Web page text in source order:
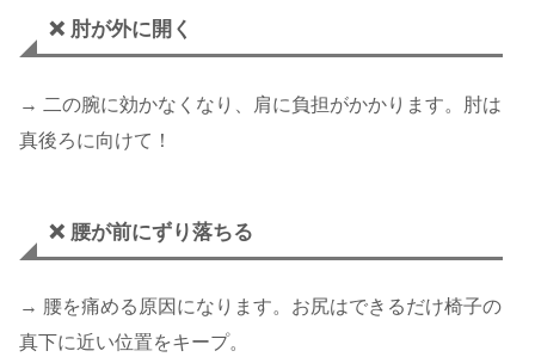
❌ 肘が外に開く
→ 二の腕に効かなくなり、肩に負担がかかります。肘は
真後ろに向けて！
❌ 腰が前にずり落ちる
→ 腰を痛める原因になります。お尻はできるだけ椅子の
真下に近い位置をキープ。